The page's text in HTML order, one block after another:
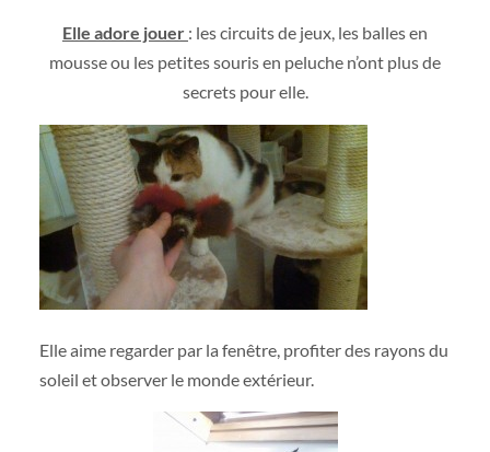
Elle adore jouer : les circuits de jeux, les balles en
mousse ou les petites souris en peluche n’ont plus de
secrets pour elle.
Elle aime regarder par la fenêtre, profiter des rayons du
soleil et observer le monde extérieur.